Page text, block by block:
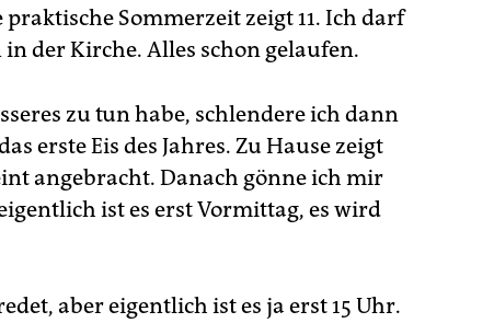
Sommerzeit zeigt 11. Ich darf
der Kirche. Alles schon gelaufen.
zu tun habe, schlendere ich dann
erste Eis des Jahres. Zu Hause zeigt
angebracht. Danach gönne ich mir
ist es erst Vormittag, es wird
aber eigentlich ist es ja erst 15 Uhr.